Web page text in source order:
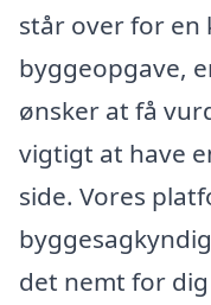
står over for en
byggeopgave,
ønsker at få
vigtigt at have
side. Vores
det nemt for